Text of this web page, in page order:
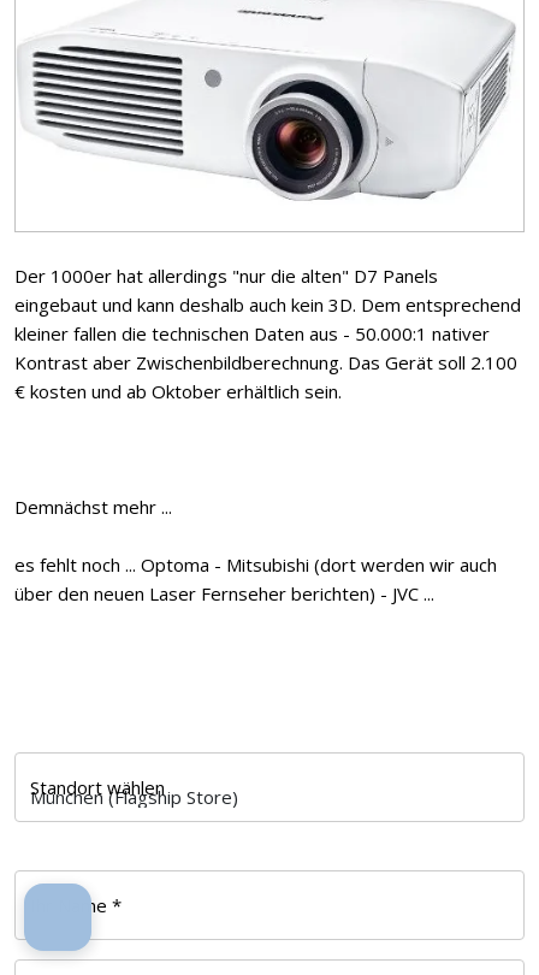
Der 1000er hat allerdings "nur die alten" D7 Panels
eingebaut und kann deshalb auch kein 3D. Dem entsprechend
kleiner fallen die technischen Daten aus - 50.000:1 nativer
Kontrast aber Zwischenbildberechnung. Das Gerät soll 2.100
€ kosten und ab Oktober erhältlich sein.
Demnächst mehr ...
es fehlt noch ... Optoma - Mitsubishi (dort werden wir auch
über den neuen Laser Fernseher berichten) - JVC ...
Standort wählen
Ihr Name *